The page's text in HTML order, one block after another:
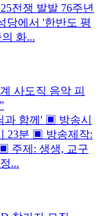
전쟁 발발 76주년
당에서 '한반도 평
화...
사도직 음악 피
과 함께' ▣ 방송시
23분 ▣ 방송제작:
주제: 생생, 교구
...